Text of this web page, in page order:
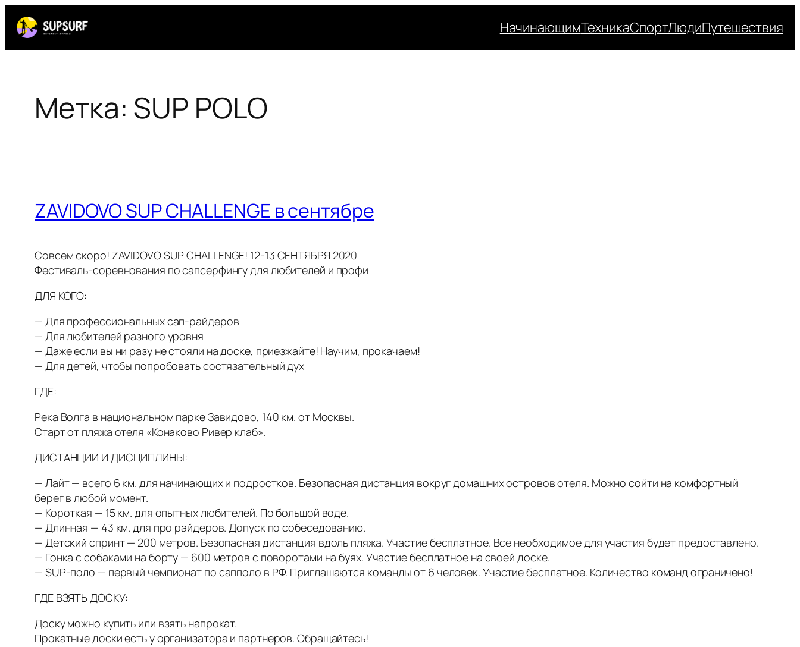
Перейти
содержимому
НачинающимТехникаСпортЛюдиПутешествия
Метка: SUP POLO
ZAVIDOVO SUP CHALLENGE в сентябре
Совсем скоро! ZAVIDOVO SUP CHALLENGE! 12-13 СЕНТЯБРЯ 2020
Фестиваль-соревнования по сапсерфингу для любителей и профи
ДЛЯ КОГО:
— Для профессиональных сап-райдеров
— Для любителей разного уровня
— Даже если вы ни разу не стояли на доске, приезжайте! Научим, прокачаем!
— Для детей, чтобы попробовать состязательный дух
ГДЕ:
Река Волга в национальном парке Завидово, 140 км. от Москвы.
Старт от пляжа отеля «Конаково Ривер клаб».
ДИСТАНЦИИ И ДИСЦИПЛИНЫ:
— Лайт — всего 6 км. для начинающих и подростков. Безопасная дистанция вокруг домашних островов отеля. Можно сойти на комфортный
берег в любой момент.
— Короткая — 15 км. для опытных любителей. По большой воде.
— Длинная — 43 км. для про райдеров. Допуск по собеседованию.
— Детский спринт — 200 метров. Безопасная дистанция вдоль пляжа. Участие бесплатное. Все необходимое для участия будет предоставлено.
— Гонка с собаками на борту — 600 метров с поворотами на буях. Участие бесплатное на своей доске.
— SUP-поло — первый чемпионат по сапполо в РФ. Приглашаются команды от 6 человек. Участие бесплатное. Количество команд ограничено!
ГДЕ ВЗЯТЬ ДОСКУ:
Доску можно купить или взять напрокат.
Прокатные доски есть у организатора и партнеров. Обращайтесь!